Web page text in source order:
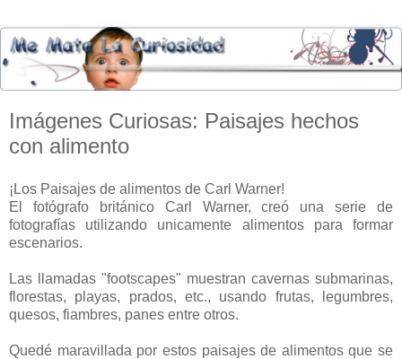
Imágenes Curiosas: Paisajes hechos
con alimento
¡Los Paisajes de alimentos de Carl Warner!
El fotógrafo británico Carl Warner, creó una serie de
fotografías utilizando unicamente alimentos para formar
escenarios.
Las llamadas "footscapes" muestran cavernas submarinas,
florestas, playas, prados, etc., usando frutas, legumbres,
quesos, fiambres, panes entre otros.
Quedé maravillada por estos paisajes de alimentos que se